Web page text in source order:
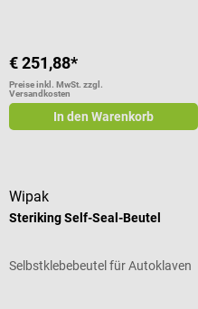
€ 251,88*
Preise inkl. MwSt. zzgl.
Versandkosten
In den Warenkorb
Wipak
Steriking Self-Seal-Beutel
Selbstklebebeutel für Autoklaven